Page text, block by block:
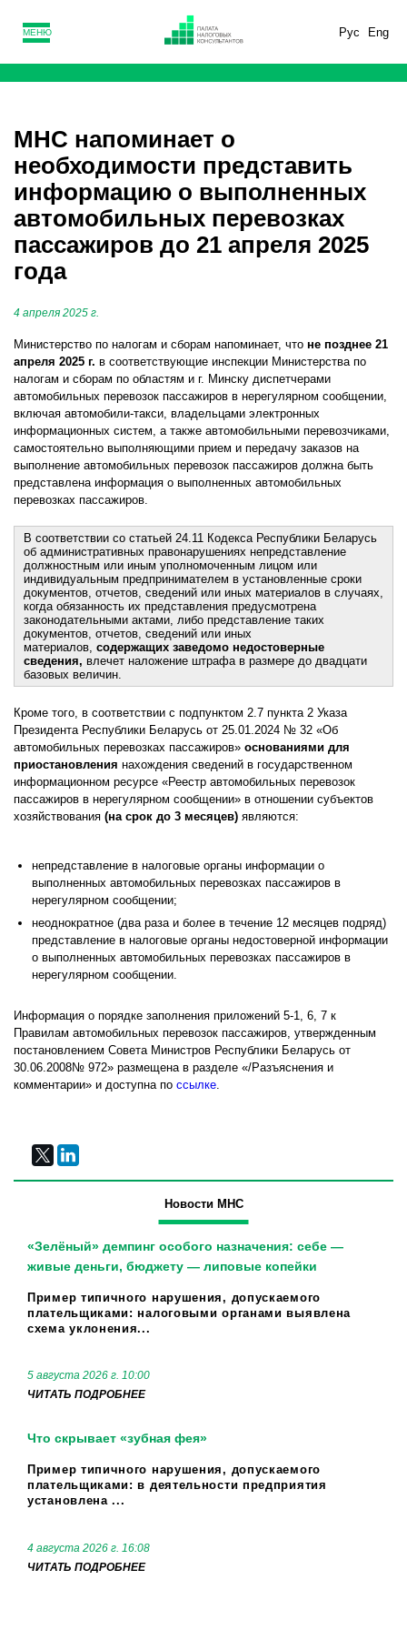
Рус Eng
МЕНЮ
МНС напоминает о
необходимости представить
информацию о выполненных
автомобильных перевозках
пассажиров до 21 апреля 2025
года
4 апреля 2025 г.
Министерство по налогам и сборам напоминает, что не позднее 21
апреля 2025 г. в соответствующие инспекции Министерства по
налогам и сборам по областям и г. Минску диспетчерами
автомобильных перевозок пассажиров в нерегулярном сообщении,
включая автомобили-такси, владельцами электронных
информационных систем, а также автомобильными перевозчиками,
самостоятельно выполняющими прием и передачу заказов на
выполнение автомобильных перевозок пассажиров должна быть
представлена информация о выполненных автомобильных
перевозках пассажиров.
В соответствии со статьей 24.11 Кодекса Республики Беларусь
об административных правонарушениях непредставление
должностным или иным уполномоченным лицом или
индивидуальным предпринимателем в установленные сроки
документов, отчетов, сведений или иных материалов в случаях,
когда обязанность их представления предусмотрена
законодательными актами, либо представление таких
документов, отчетов, сведений или иных
материалов, содержащих заведомо недостоверные
сведения, влечет наложение штрафа в размере до двадцати
базовых величин.
Кроме того, в соответствии с подпунктом 2.7 пункта 2 Указа
Президента Республики Беларусь от 25.01.2024 № 32 «Об
автомобильных перевозках пассажиров» основаниями для
приостановления нахождения сведений в государственном
информационном ресурсе «Реестр автомобильных перевозок
пассажиров в нерегулярном сообщении» в отношении субъектов
хозяйствования (на срок до 3 месяцев) являются:
непредставление в налоговые органы информации о
выполненных автомобильных перевозках пассажиров в
нерегулярном сообщении;
неоднократное (два раза и более в течение 12 месяцев подряд)
представление в налоговые органы недостоверной информации
о выполненных автомобильных перевозках пассажиров в
нерегулярном сообщении.
Информация о порядке заполнения приложений 5-1, 6, 7 к
Правилам автомобильных перевозок пассажиров, утвержденным
постановлением Совета Министров Республики Беларусь от
30.06.2008№ 972» размещена в разделе «/Разъяснения и
комментарии» и доступна по ссылке
Новости МНС
«Зелёный» демпинг особого назначения: себе —
живые деньги, бюджету — липовые копейки
Пример типичного нарушения, допускаемого
плательщиками: налоговыми органами выявлена
схема уклонения...
5 августа 2026 г. 10:00
ЧИТАТЬ ПОДРОБНЕЕ
Что скрывает «зубная фея»
Пример типичного нарушения, допускаемого
плательщиками: в деятельности предприятия
установлена ...
4 августа 2026 г. 16:08
ЧИТАТЬ ПОДРОБНЕЕ